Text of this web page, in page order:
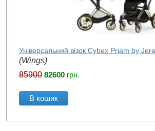
Універсальний візок Cybex Priam by
(Wings)
85900 82600 грн.
В кошик